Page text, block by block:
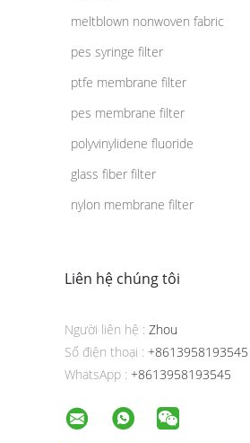
meltblown nonwoven fabric
pes syringe filter
ptfe membrane filter
pes membrane filter
polyvinylidene fluoride
glass fiber filter
nylon membrane filter
Liên hệ chúng tôi
Người liên hệ : Zhou
Số điện thoại : +8613958193545
WhatsApp : +8613958193545